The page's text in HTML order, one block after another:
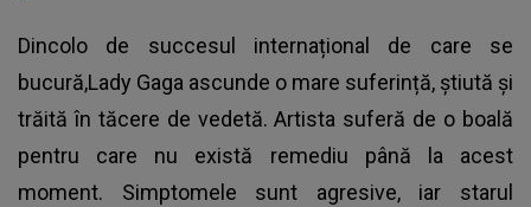
Dincolo de succesul internațional de care se
bucură,Lady Gaga ascunde o mare suferință, știută și
trăită în tăcere de vedetă. Artista suferă de o boală
pentru care nu există remediu până la acest
moment. Simptomele sunt agresive, iar starul